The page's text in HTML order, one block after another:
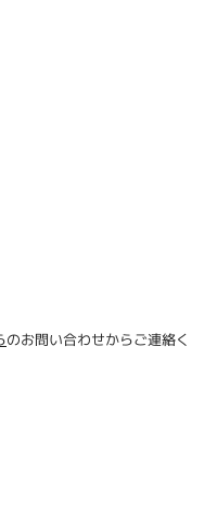
のお問い合わせからご連絡く